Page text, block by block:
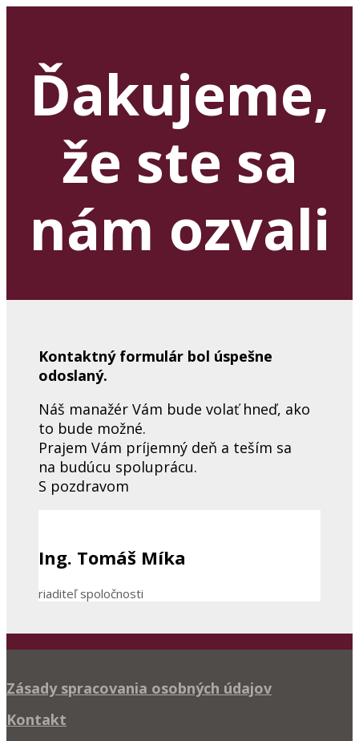
Ďakujeme,
že ste sa
nám ozvali
Kontaktný formulár bol úspešne
odoslaný.
Náš manažér Vám bude volať hneď, ako
to bude možné.
Prajem Vám príjemný deň a teším sa
na budúcu spoluprácu.
S pozdravom
Ing. Tomáš Míka
riaditeľ spoločnosti
Zásady spracovania osobných údajov
Kontakt